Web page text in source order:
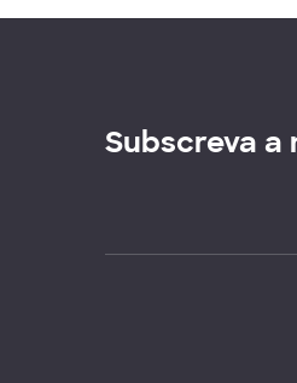
Subscreva a